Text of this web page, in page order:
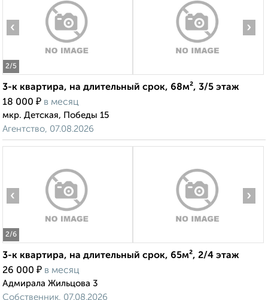
2/5
‹ ›
3-к квартира, на длительный срок, 68м², 3/5 этаж
18 000 ₽ в месяц
мкр. Детская, Победы 15
Агентство, 07.08.2026
2/6
‹ ›
3-к квартира, на длительный срок, 65м², 2/4 этаж
26 000 ₽ в месяц
Адмирала Жильцова 3
Собственник, 07.08.2026